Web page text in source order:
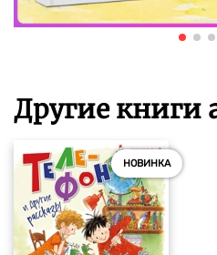
Другие книги
НОВИНКА